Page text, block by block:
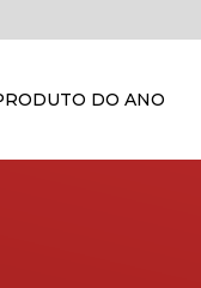
DO ANO